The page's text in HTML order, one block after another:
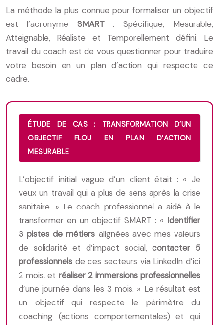
La méthode la plus connue pour formaliser un objectif
est l’acronyme SMART: Spécifique, Mesurable,
Atteignable, Réaliste et Temporellement défini. Le
travail du coach est de vous questionner pour traduire
votre besoin en un plan d’action qui respecte ce
cadre.
ÉTUDE DE CAS : TRANSFORMATION D’UN
OBJECTIF FLOU EN PLAN D’ACTION
MESURABLE
L’objectif initial vague d’un client était : « Je
veux un travail qui a plus de sens après la crise
sanitaire. » Le coach professionnel a aidé à le
transformer en un objectif SMART : « Identifier
3 pistes de métiers alignées avec mes valeurs
de solidarité et d’impact social,contacter 5
professionnels de ces secteurs via LinkedIn d’ici
2 mois, et réaliser 2 immersions professionnelles
d’une journée dans les 3 mois. » Le résultat est
un objectif qui respecte le périmètre du
coaching (actions comportementales) et qui